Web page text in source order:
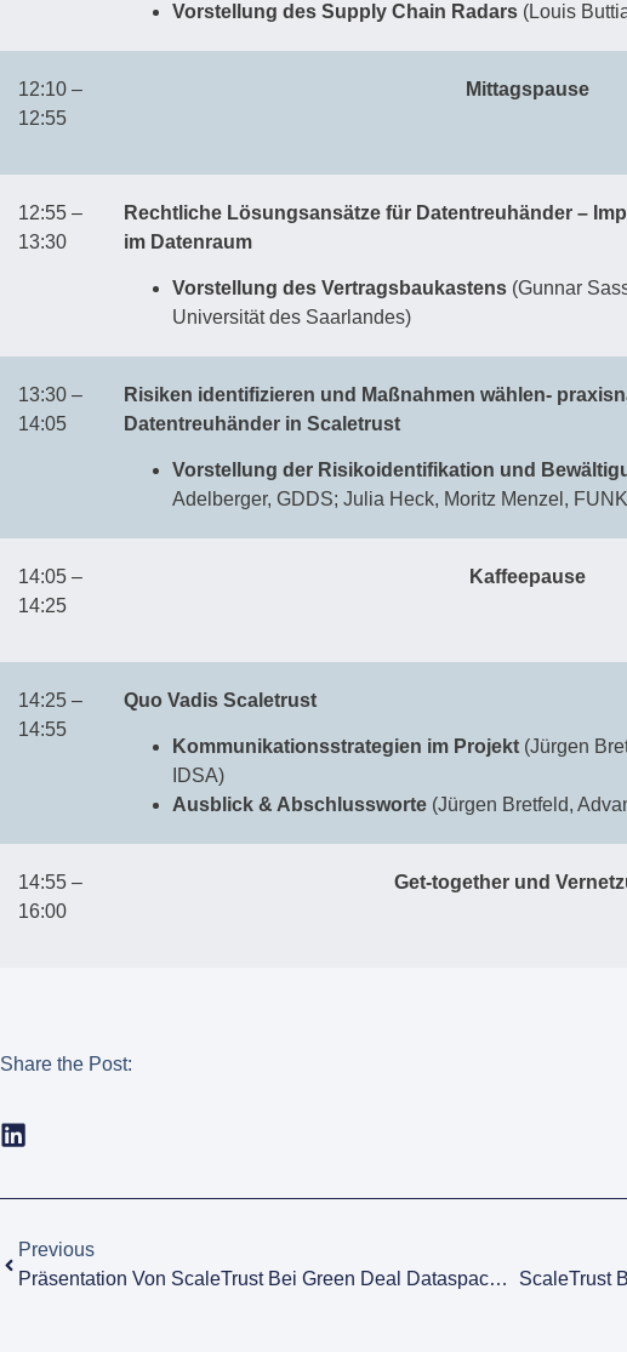
Vorstellung des Supply Chain Radars (Louis
12:10 –
12:55
Mittagspause
12:55 –
13:30
Rechtliche Lösungsansätze für Datentreuhänder –
im Datenraum
Vorstellung des Vertragsbaukastens (Gunnar
Universität des Saarlandes)
13:30 –
14:05
Risiken identifizieren und Maßnahmen wählen-
Datentreuhänder in Scaletrust
Vorstellung der Risikoidentifikation und
Adelberger, GDDS; Julia Heck, Moritz Menzel,
14:05 –
14:25
Kaffeepause
14:25 –
14:55
Quo Vadis Scaletrust
Kommunikationsstrategien im Projekt (Jürgen
IDSA)
Ausblick & Abschlussworte (Jürgen Bretfeld,
14:55 –
16:00
Get-together und
Share the Post:
Previous
Präsentation Von ScaleTrust Bei Green Deal Dataspace Connect 2025